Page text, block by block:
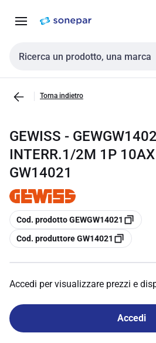
navigazione alla
Cerca input
Torna indietro
GEWISS -
INTERR.1/2M 1P
GW14021
copia
Cod. prodotto GEWGW14021
copia
Cod. produttore GW14021
Accedi per visualizzare prezzi e
Accedi